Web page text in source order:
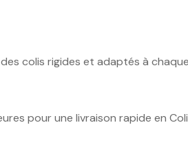
colis rigides et adaptés à
pour une livraison rapide en